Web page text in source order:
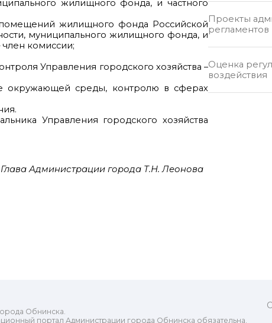
жилищного фонда, и частного
жилищного фонда Российской
муниципального жилищного фонда, и
комиссии;
Управления городского хозяйства –
окружающей среды, контролю в сферах
Управления городского хозяйства
Глава Администрации города Т.Н. Леонова
Проекты
регламентов
Оценка
воздействия
Обнинска.
портал Администрации города Обнинска обязательна.